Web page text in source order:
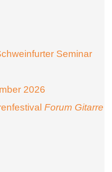
Seminar
2026
Forum Gitarre